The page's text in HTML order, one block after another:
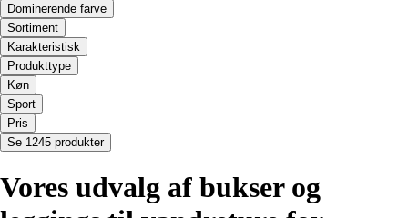
Dominerende farve
Sortiment
Karakteristisk
Produkttype
Køn
Sport
Pris
Se 1245 produkter
Vores udvalg af bukser og